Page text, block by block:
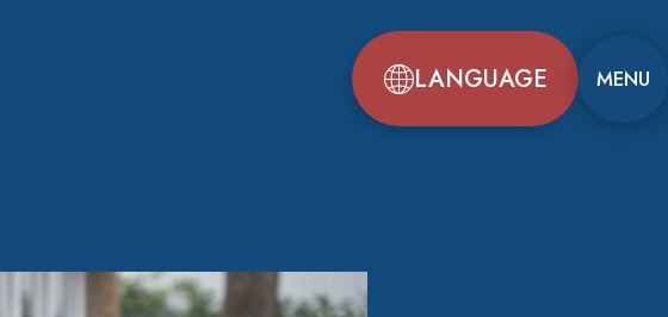
LANGUAGE MENU